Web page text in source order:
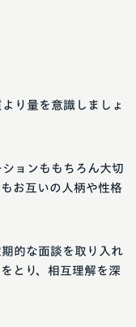
り量を意識しましょ
ョンももちろん大切
お互いの人柄や性格
的な面談を取り入れ
とり、相互理解を深